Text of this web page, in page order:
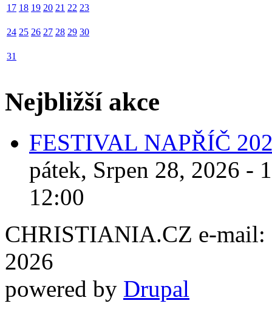
17 18 19 20 21 22 23
24 25 26 27 28 29 30
31
Nejbližší akce
FESTIVAL NAPŘÍČ
pátek, Srpen 28, 2026 -
12:00
CHRISTIANIA.CZ e-mail:
2026
powered by Drupal